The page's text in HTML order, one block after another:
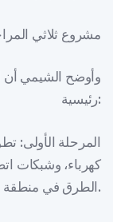
مشروع ثلاثي
وأوضح الشيمي أن
رئيسية:
المرحلة الأولى:
كهرباء، وشبكات
الطرق في منطقة المحطة الجديدة بحي العرب.